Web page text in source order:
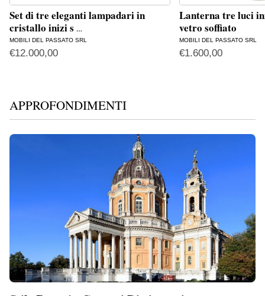
Set di tre eleganti lampadari in
cristallo inizi s …
MOBILI DEL PASSATO SRL
€12.000,00
Lanterna tre luci
vetro soffiato
MOBILI DEL PASSATO SRL
€1.600,00
APPROFONDIMENTI